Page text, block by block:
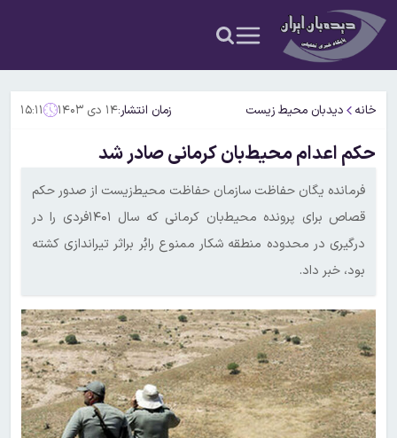
خانه دیدبان محیط زیست زمان انتشار:۱۴ دی ۱۴۰۳ ۱۵:۱۱
حکم اعدام محیط‌بان کرمانی صادر شد
فرمانده یگان حفاظت سازمان حفاظت محیط‌زیست از صدور حکم
قصاص برای پرونده محیط‌بان کرمانی که سال ۱۴۰۱فردی را در
درگیری در محدوده منطقه شکار ممنوع رابُر براثر تیراندازی کشته
بود، خبر داد.